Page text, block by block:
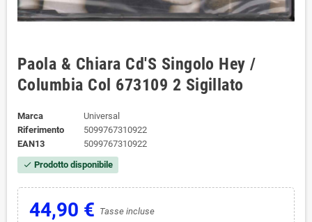
Paola & Chiara Cd'S Singolo Hey /
Columbia ‎Col 673109 2 Sigillato
Marca
Universal
Riferimento
5099767310922
EAN13
5099767310922
check Prodotto disponibile
44,90 € Tasse incluse